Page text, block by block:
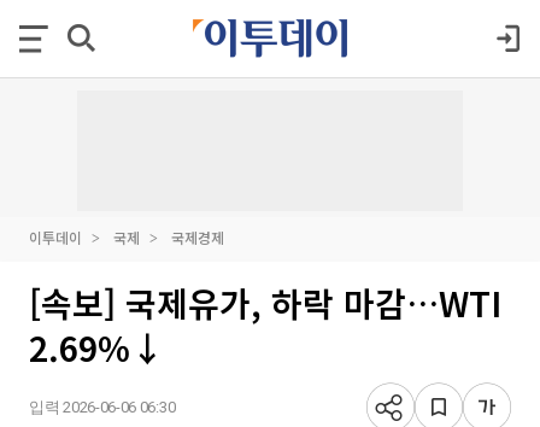
이투데이 국제 국제경제
[속보] 국제유가, 하락 마감…WTI
2.69%↓
입력 2026-06-06 06:30